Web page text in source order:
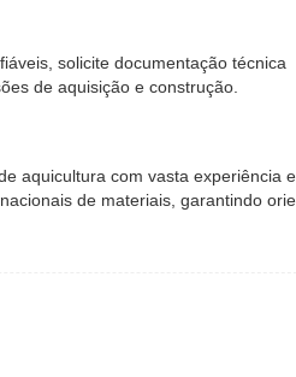
solicite documentação técnica
de aquisição e construção.
aquicultura com vasta experiência
de materiais, garantindo